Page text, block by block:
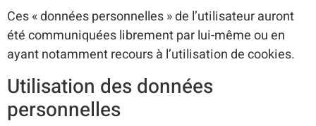
Ces « données personnelles » de l’utilisateur auront
été communiquées librement par lui-même ou en
ayant notamment recours à l’utilisation de cookies.
Utilisation des données
personnelles